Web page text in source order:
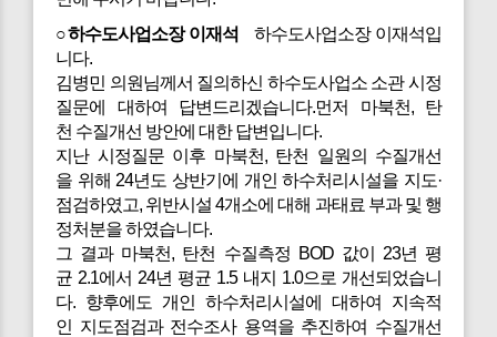
○하수도사업소장 이재석
하수도사업소장 이재석입
니다.
김병민 의원님께서 질의하신 하수도사업소 소관 시정
질문에 대하여 답변드리겠습니다.먼저 마북천, 탄
천 수질개선 방안에 대한 답변입니다.
지난 시정질문 이후 마북천, 탄천 일원의 수질개선
을 위해 24년도 상반기에 개인 하수처리시설을 지도·
점검하였고, 위반시설 4개소에 대해 과태료 부과 및 행
정처분을 하였습니다.
그 결과 마북천, 탄천 수질측정 BOD 값이 23년 평
균 2.1에서 24년 평균 1.5 내지 1.0으로 개선되었습니
다. 향후에도 개인 하수처리시설에 대하여 지속적
인 지도점검과 전수조사 용역을 추진하여 수질개선